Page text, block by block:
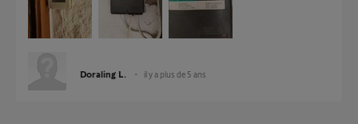
Doraling L. il y a plus de 5 ans